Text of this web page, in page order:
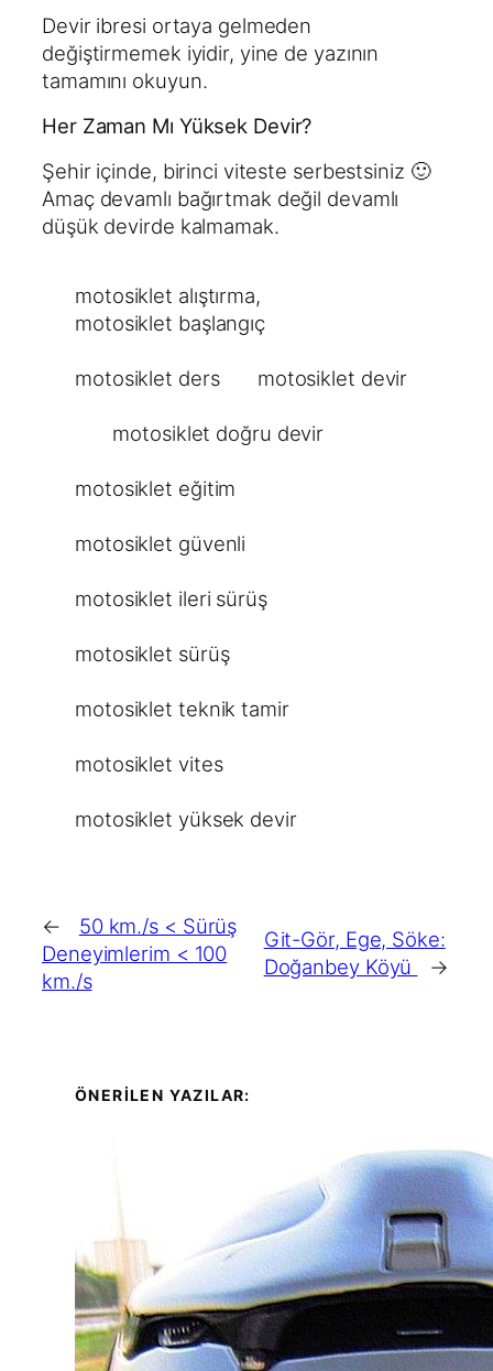
Devir ibresi ortaya gelmeden
değiştirmemek iyidir, yine de yazının
tamamını okuyun.
Her Zaman Mı Yüksek Devir?
Şehir içinde, birinci viteste serbestsiniz 🙂
Amaç devamlı bağırtmak değil devamlı
düşük devirde kalmamak.
motosiklet alıştırma,
motosiklet başlangıç
motosiklet ders motosiklet devir
motosiklet doğru devir
motosiklet eğitim
motosiklet güvenli
motosiklet ileri sürüş
motosiklet sürüş
motosiklet teknik tamir
motosiklet vites
motosiklet yüksek devir
←
50 km./s < Sürüş
Deneyimlerim < 100
km./s
Git-Gör, Ege, Söke:
Doğanbey Köyü
→
ÖNERİLEN YAZILAR: